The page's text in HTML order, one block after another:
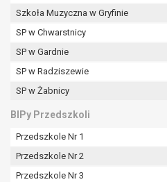
Szkoła Muzyczna w Gryfinie
SP w Chwarstnicy
SP w Gardnie
SP w Radziszewie
SP w Żabnicy
BIPy Przedszkoli
Przedszkole Nr 1
Przedszkole Nr 2
Przedszkole Nr 3
dobrowolne albo jest
umownym.
Pani/Pana dane nie będą
zautomatyzowanemu